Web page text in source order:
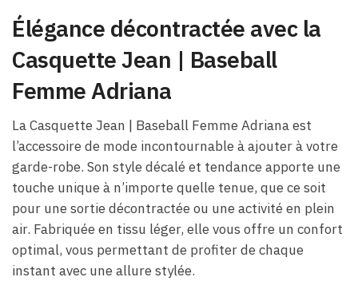
Élégance décontractée avec la
Casquette Jean | Baseball
Femme Adriana
La Casquette Jean | Baseball Femme Adriana est
l’accessoire de mode incontournable à ajouter à votre
garde-robe. Son style décalé et tendance apporte une
touche unique à n’importe quelle tenue, que ce soit
pour une sortie décontractée ou une activité en plein
air. Fabriquée en tissu léger, elle vous offre un confort
optimal, vous permettant de profiter de chaque
instant avec une allure stylée.